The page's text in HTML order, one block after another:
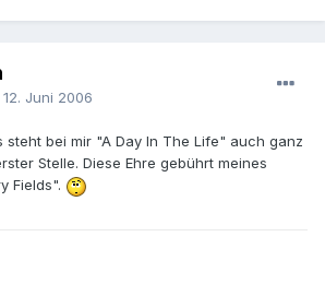
12. Juni 2006
steht bei mir "A Day In The Life" auch ganz
Stelle. Diese Ehre gebührt meines
Fields".